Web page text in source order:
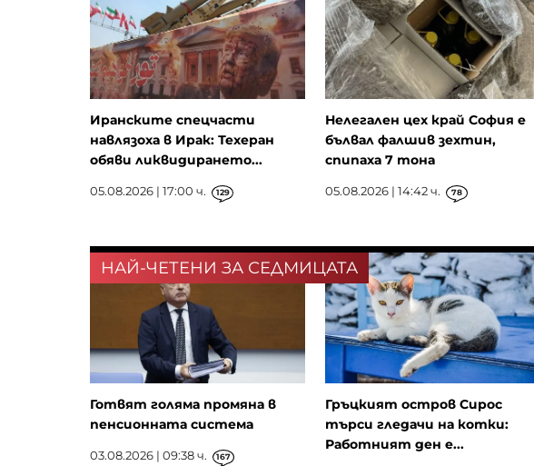
Иранските спецчасти
навлязоха в Ирак: Техеран
обяви ликвидирането...
05.08.2026 | 17:00 ч. 129
Нелегален цех край София е
бълвал фалшив зехтин,
спипаха 7 тона
05.08.2026 | 14:42 ч. 78
НАЙ-ЧЕТЕНИ ЗА СЕДМИЦАТА
Готвят голяма промяна в
пенсионната система
03.08.2026 | 09:38 ч. 167
Гръцкият остров Сирос
търси гледачи на котки:
Работният ден е...